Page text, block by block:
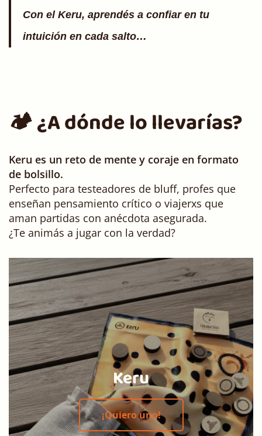
Con el Keru, aprendés a confiar en tu
intuición en cada salto…
🏕️ ¿A dónde lo llevarías?
Keru es un reto de mente y coraje en formato
de bolsillo.
Perfecto para testeadores de bluff, profes que
enseñan pensamiento crítico o viajerxs que
aman partidas con anécdota asegurada.
¿Te animás a jugar con la verdad?
Keru
¡Quiero uno!